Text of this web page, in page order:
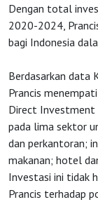
Dengan total
2020-2024,
bagi Indonesia
Berdasarkan data
Prancis
Direct Investment
pada lima sektor
dan perkantoran;
makanan; hotel
Investasi ini tidak
Prancis terhadap